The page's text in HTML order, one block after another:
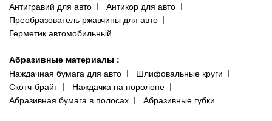
Антигравий для авто
Антикор для авто
Преобразователь ржавчины для авто
Герметик автомобильный
Абразивные материалы :
Наждачная бумага для авто
Шлифовальные круги
Скотч-брайт
Наждачка на поролоне
Абразивная бумага в полосах
Абразивные губки